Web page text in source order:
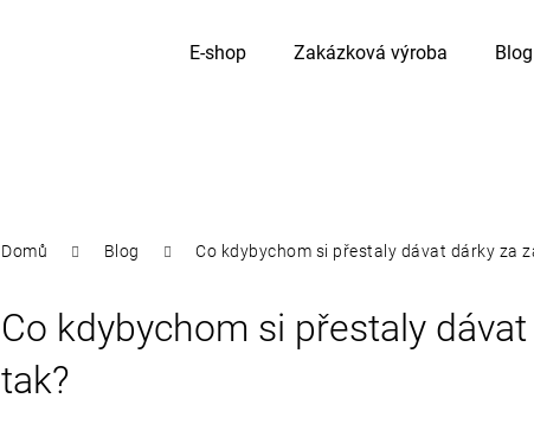
E-shop Zakázková výroba Blog
Domů Blog Co kdybychom si přestaly dávat dárky za
Co kdybychom si přestaly
tak?
Doporučujeme